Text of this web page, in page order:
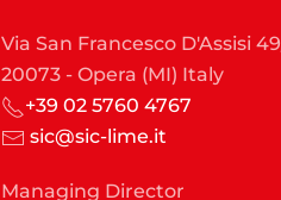
Via San Francesco D'Assisi
20073 - Opera (MI) Italy
+39 02 5760 4767
sic@sic-lime.it
Managing Director